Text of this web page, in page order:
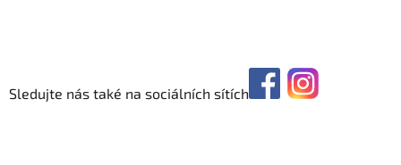
Sledujte nás také na sociálních sítích